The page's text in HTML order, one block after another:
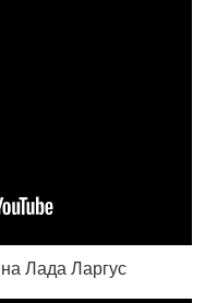
Лада Ларгус